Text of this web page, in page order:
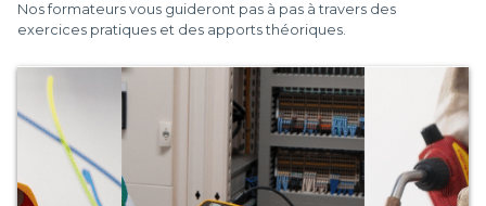
Nos formateurs vous guideront pas à pas à travers des
exercices pratiques et des apports théoriques.